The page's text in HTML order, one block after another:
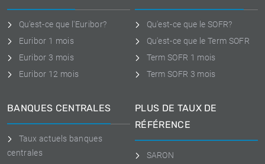
Qu'est-ce que l'Euribor?
Euribor 1 mois
Euribor 3 mois
Euribor 12 mois
Qu'est-ce que le SOFR?
Qu'est-ce que le Term SOFR
Term SOFR 1 mois
Term SOFR 3 mois
BANQUES CENTRALES
Taux actuels banques
centrales
PLUS DE TAUX DE
RÉFÉRENCE
SARON